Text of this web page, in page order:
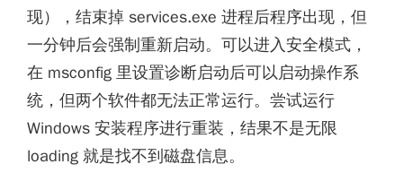
现），结束掉 services.exe 进程后程序出现，但
一分钟后会强制重新启动。可以进入安全模式，
在 msconfig 里设置诊断启动后可以启动操作系
统，但两个软件都无法正常运行。尝试运行
Windows 安装程序进行重装，结果不是无限
loading 就是找不到磁盘信息。